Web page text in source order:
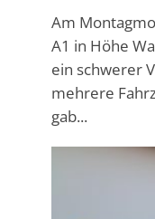
Am
A1 in Höhe
ein schwerer
mehrere
gab...